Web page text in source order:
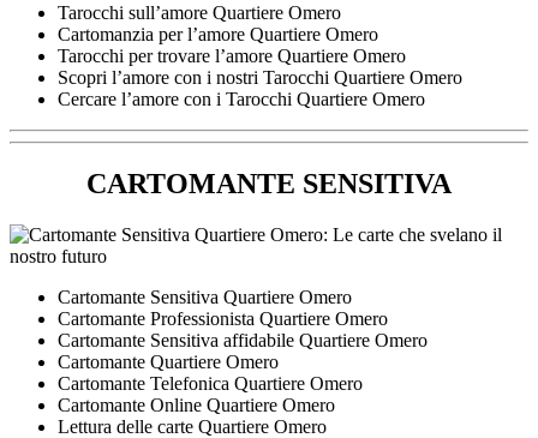
Tarocchi sull’amore Quartiere Omero
Cartomanzia per l’amore Quartiere Omero
Tarocchi per trovare l’amore Quartiere Omero
Scopri l’amore con i nostri Tarocchi Quartiere Omero
Cercare l’amore con i Tarocchi Quartiere Omero
CARTOMANTE SENSITIVA
Cartomante Sensitiva Quartiere Omero
Cartomante Professionista Quartiere Omero
Cartomante Sensitiva affidabile Quartiere Omero
Cartomante Quartiere Omero
Cartomante Telefonica Quartiere Omero
Cartomante Online Quartiere Omero
Lettura delle carte Quartiere Omero